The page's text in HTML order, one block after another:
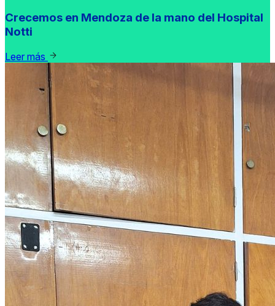
Crecemos en Mendoza de la mano del Hospital
Notti
Leer más